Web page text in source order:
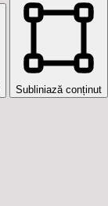
Subliniază conținut